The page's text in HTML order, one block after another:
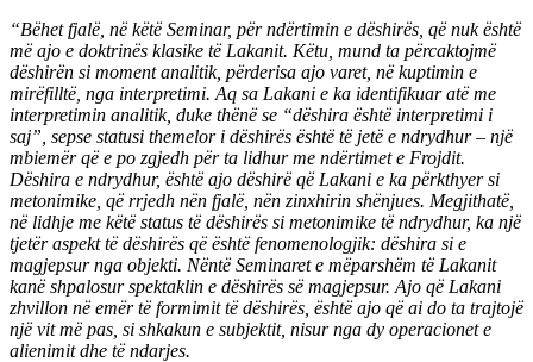
“Bëhet fjalë, në këtë Seminar, për ndërtimin e dëshirës, që nuk është
më ajo e doktrinës klasike të Lakanit. Këtu, mund ta përcaktojmë
dëshirën si moment analitik, përderisa ajo varet, në kuptimin e
mirëfilltë, nga interpretimi. Aq sa Lakani e ka identifikuar atë me
interpretimin analitik, duke thënë se “dëshira është interpretimi i
saj”, sepse statusi themelor i dëshirës është të jetë e ndrydhur – një
mbiemër që e po zgjedh për ta lidhur me ndërtimet e Frojdit.
Dëshira e ndrydhur, është ajo dëshirë që Lakani e ka përkthyer si
metonimike, që rrjedh nën fjalë, nën zinxhirin shënjues. Megjithatë,
në lidhje me këtë status të dëshirës si metonimike të ndrydhur, ka një
tjetër aspekt të dëshirës që është fenomenologjik: dëshira si e
magjepsur nga objekti. Nëntë Seminaret e mëparshëm të Lakanit
kanë shpalosur spektaklin e dëshirës së magjepsur. Ajo që Lakani
zhvillon në emër të formimit të dëshirës, është ajo që ai do ta trajtojë
një vit më pas, si shkakun e subjektit, nisur nga dy operacionet e
alienimit dhe të ndarjes.